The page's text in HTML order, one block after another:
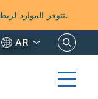
تتوفر الموارديتعلم أكثر.
AR هنا